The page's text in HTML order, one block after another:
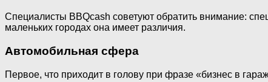
Специалисты BBQcash советуют обратить внимание:
маленьких городах она имеет различия.
Автомобильная сфера
Первое, что приходит в голову при фразе «бизнес в